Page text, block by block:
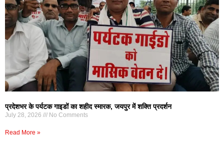
प्रदेशभर के पर्यटक गाइडों का शहीद स्मारक, जयपुर में शक्ति प्रदर्शन
July 28, 2026 No Comments
Read More »